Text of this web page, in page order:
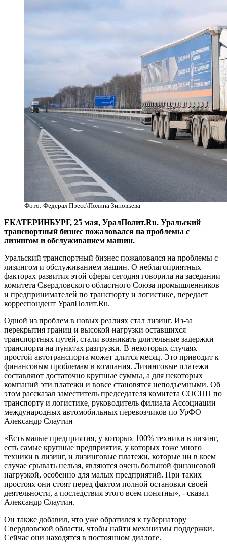
Фото: Федерал Пресс\Полина Зиновьева
ЕКАТЕРИНБУРГ, 25 мая, УралПолит.Ru. Уральский
транспортный бизнес пожаловался на проблемы с
лизингом и обслуживанием машин.
Уральский транспортный бизнес пожаловался на проблемы с
лизингом и обслуживанием машин. О неблагоприятных
факторах развития этой сферы сегодня говорила на заседании
комитета Свердловского областного Союза промышленников
и предпринимателей по транспорту и логистике, передает
корреспондент УралПолит.Ru.
Одной из проблем в новых реалиях стал лизинг. Из-за
перекрытия границ и высокой нагрузки оставшихся
транспортных путей, стали возникать длительные задержки
транспорта на пунктах разгрузки. В некоторых случаях
простой автотранспорта может длится месяц. Это приводит к
финансовым проблемам в компания. Лизинговые платежи
составляют достаточно крупные суммы, а для некоторых
компаний эти платежи и вовсе становятся неподъемными. Об
этом рассказал заместитель председателя комитета СОСПП по
транспорту и логистике, руководитель филиала Ассоциации
международных автомобильных перевозчиков по УрФО
Александр Слаутин
«Есть малые предприятия, у которых 100% техники в лизинг,
есть самые крупные предприятия, у которых тоже много
техники в лизинг, и лизинговые платежи, которые ни в коем
случае срывать нельзя, являются очень большой финансовой
нагрузкой, особенно для малых предприятий. При таких
простоях они стоят перед фактом полной остановки своей
деятельности, а последствия этого всем понятны», - сказал
Александр Слаутин.
Он также добавил, что уже обратился к губернатору
Свердловской области, чтобы найти механизмы поддержки.
Сейчас они находятся в постоянном диалоге.